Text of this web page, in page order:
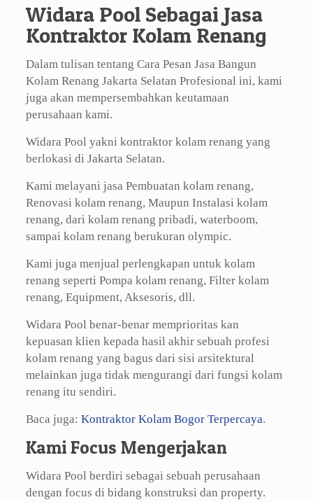
Widara Pool Sebagai Jasa
Kontraktor Kolam Renang
Dalam tulisan tentang Cara Pesan Jasa Bangun
Kolam Renang Jakarta Selatan Profesional ini, kami
juga akan mempersembahkan keutamaan
perusahaan kami.
Widara Pool yakni kontraktor kolam renang yang
berlokasi di Jakarta Selatan.
Kami melayani jasa Pembuatan kolam renang,
Renovasi kolam renang, Maupun Instalasi kolam
renang, dari kolam renang pribadi, waterboom,
sampai kolam renang berukuran olympic.
Kami juga menjual perlengkapan untuk kolam
renang seperti Pompa kolam renang, Filter kolam
renang, Equipment, Aksesoris, dll.
Widara Pool benar-benar memprioritas kan
kepuasan klien kepada hasil akhir sebuah profesi
kolam renang yang bagus dari sisi arsitektural
melainkan juga tidak mengurangi dari fungsi kolam
renang itu sendiri.
Baca juga: Kontraktor Kolam Bogor Terpercaya.
Kami Focus Mengerjakan
Widara Pool berdiri sebagai sebuah perusahaan
dengan focus di bidang konstruksi dan property.